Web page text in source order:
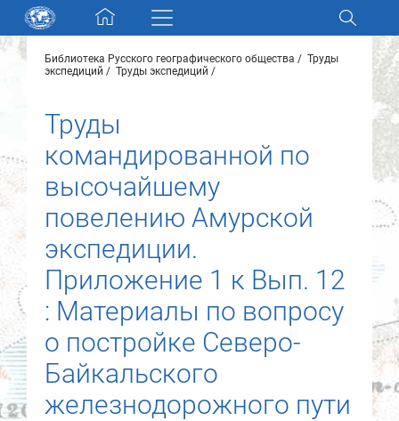
Skip navigation
Разделы и коллекции
Электронный каталог
Новости
О нас
Контакты
Партнеры
Найти
Библиотека Русского географического общества
Труды
экспедиций
Труды экспедиций
Труды
командированной по
высочайшему
повелению Амурской
экспедиции.
Приложение 1 к Вып. 12
: Материалы по вопросу
о постройке Северо-
Байкальского
железнодорожного пути